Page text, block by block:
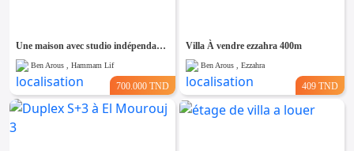
Une maison avec studio indépendant sur les hauteurs de Boukornine, Hammam Lif
Ben Arous , Hammam Lif
700.000 TND
Villa À vendre ezzahra 400m
Ben Arous , Ezzahra
409 TND